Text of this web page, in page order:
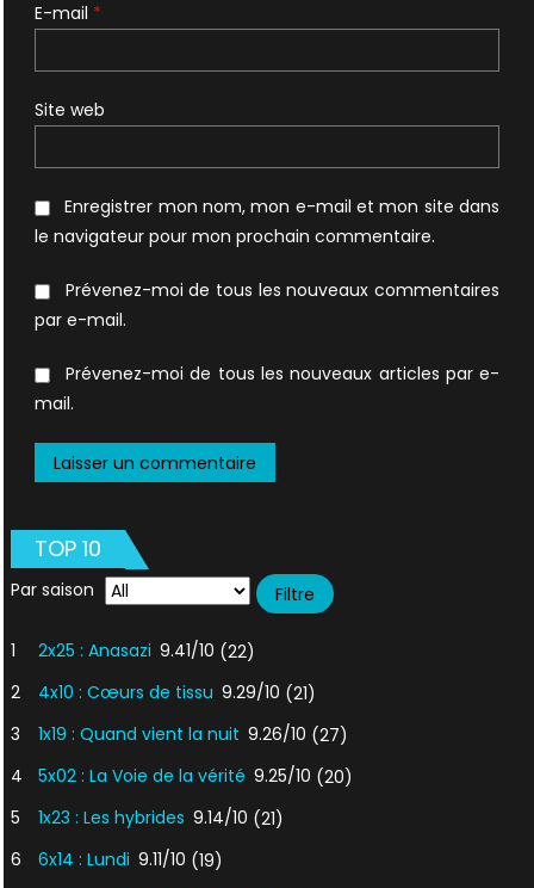
E-mail *
Site web
Enregistrer mon nom, mon e-mail et mon site dans
le navigateur pour mon prochain commentaire.
Prévenez-moi de tous les nouveaux commentaires
par e-mail.
Prévenez-moi de tous les nouveaux articles par e-
mail.
TOP 10
Par saison
1 2x25 : Anasazi 9.41/10 (22)
2
4x10 : Cœurs de tissu 9.29/10 (21)
3
1x19 : Quand vient la nuit 9.26/10 (27)
4
5x02 : La Voie de la vérité 9.25/10 (20)
5
1x23 : Les hybrides 9.14/10 (21)
6
6x14 : Lundi 9.11/10 (19)